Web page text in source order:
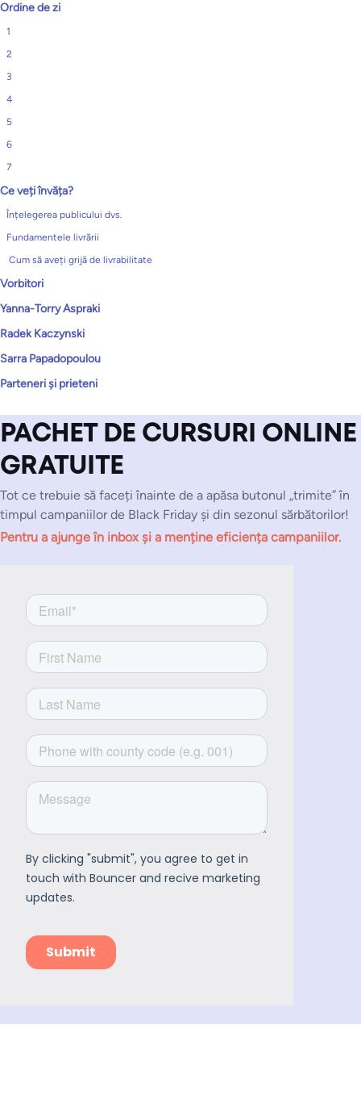
Ordine de zi
1
2
3
4
5
6
7
Ce veți învăța?
Înțelegerea publicului dvs.
Fundamentele livrării
Cum să aveți grijă de livrabilitate
Vorbitori
Yanna-Torry Aspraki
Radek Kaczynski
Sarra Papadopoulou
Parteneri și prieteni
PACHET DE CURSURI ONLINE
GRATUITE
Tot ce trebuie să faceți înainte de a apăsa butonul „trimite” în
timpul campaniilor de Black Friday și din sezonul sărbătorilor!
Pentru a ajunge în inbox și a menține eficiența campaniilor.